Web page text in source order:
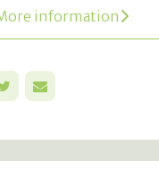
information